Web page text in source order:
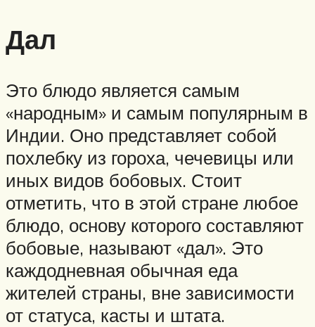
Дал
Это блюдо является самым
«народным» и самым популярным в
Индии. Оно представляет собой
похлебку из гороха, чечевицы или
иных видов бобовых. Стоит
отметить, что в этой стране любое
блюдо, основу которого составляют
бобовые, называют «дал». Это
каждодневная обычная еда
жителей страны, вне зависимости
от статуса, касты и штата.